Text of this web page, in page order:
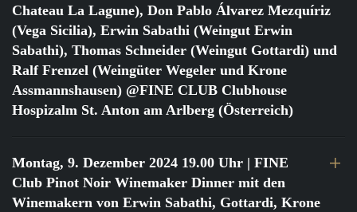
Chateau La Lagune), Don Pablo Álvarez Mezquíriz
(Vega Sicilia), Erwin Sabathi (Weingut Erwin
Sabathi), Thomas Schneider (Weingut Gottardi) und
Ralf Frenzel (Weingüter Wegeler und Krone
Assmannshausen) @FINE CLUB Clubhouse
Hospizalm St. Anton am Arlberg (Österreich)
Montag, 9. Dezember 2024 19.00 Uhr | FINE
Club Pinot Noir Winemaker Dinner mit den
Winemakern von Erwin Sabathi, Gottardi, Krone